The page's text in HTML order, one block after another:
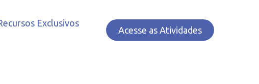
Exclusivos
Acesse as Atividades